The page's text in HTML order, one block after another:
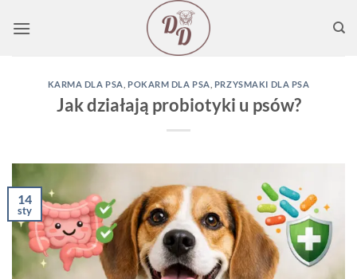
KARMA DLA PSA POKARM DLA PSA PRZYSMAKI DLA PSA
Jak działają probiotyki u psów?
14
sty